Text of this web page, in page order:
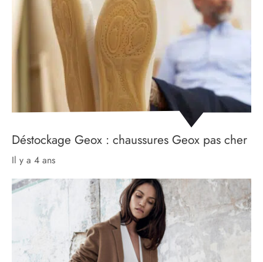
Déstockage Geox : chaussures Geox pas cher
il y a 4 ans